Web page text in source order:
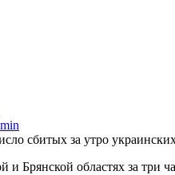
и Брянской областях за три